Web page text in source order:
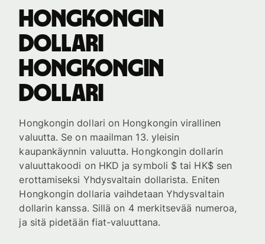
Hongkongin
dollari
Hongkongin
dollari
Hongkongin dollari on Hongkongin virallinen
valuutta. Se on maailman 13. yleisin
kaupankäynnin valuutta. Hongkongin dollarin
valuuttakoodi on HKD ja symboli $ tai HK$ sen
erottamiseksi Yhdysvaltain dollarista. Eniten
Hongkongin dollaria vaihdetaan Yhdysvaltain
dollarin kanssa. Sillä on 4 merkitsevää numeroa,
ja sitä pidetään fiat-valuuttana.